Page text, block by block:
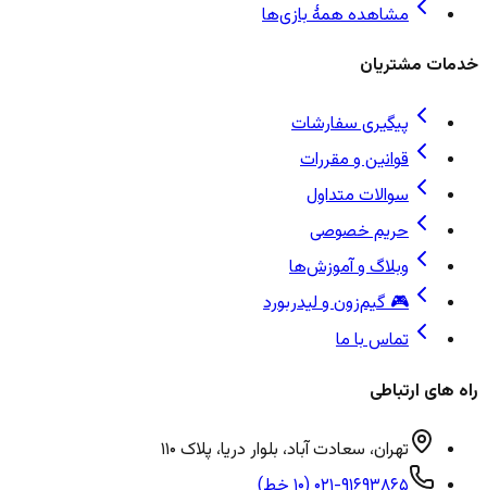
مشاهده همهٔ بازی‌ها
خدمات مشتریان
پیگیری سفارشات
قوانین و مقررات
سوالات متداول
حریم خصوصی
وبلاگ و آموزش‌ها
🎮 گیم‌زون و لیدربورد
تماس با ما
راه های ارتباطی
تهران، سعادت آباد، بلوار دریا، پلاک ۱۱۰